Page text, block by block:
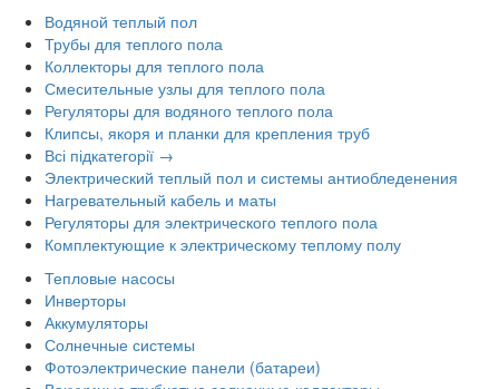
Водяной теплый пол
Трубы для теплого пола
Коллекторы для теплого пола
Смесительные узлы для теплого пола
Регуляторы для водяного теплого пола
Клипсы, якоря и планки для крепления труб
Всі підкатегорії →
Электрический теплый пол и системы антиобледенения
Нагревательный кабель и маты
Регуляторы для электрического теплого пола
Комплектующие к электрическому теплому полу
Тепловые насосы
Инверторы
Аккумуляторы
Солнечные системы
Фотоэлектрические панели (батареи)